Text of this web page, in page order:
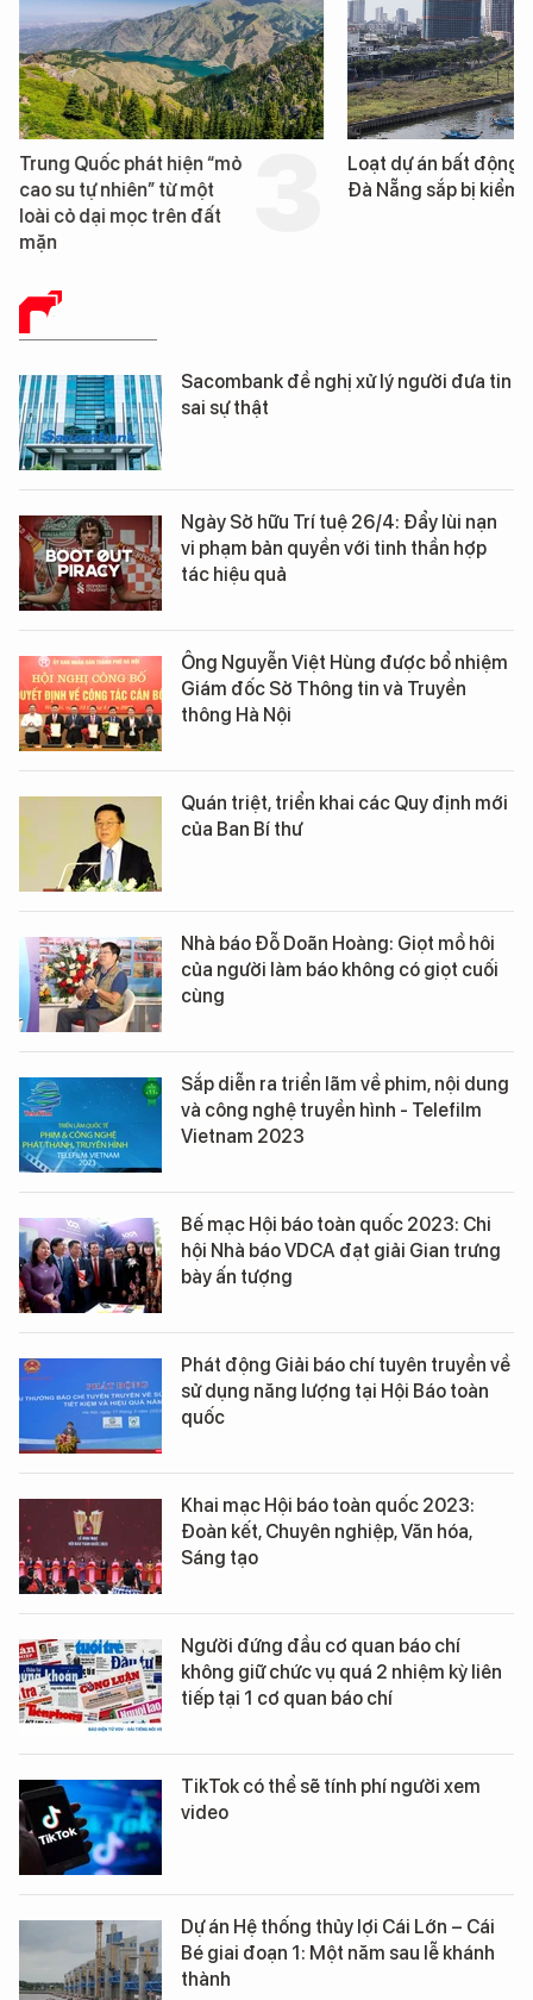
Trung Quốc phát hiện “mỏ
cao su tự nhiên” từ một
loài cỏ dại mọc trên đất
mặn
Loạt dự án bất động
Đà Nẵng sắp bị kiểm
BÁO CHÍ SỐ
Sacombank đề nghị xử lý người đưa tin
sai sự thật
Ngày Sở hữu Trí tuệ 26/4: Đẩy lùi nạn
vi phạm bản quyền với tinh thần hợp
tác hiệu quả
Ông Nguyễn Việt Hùng được bổ nhiệm
Giám đốc Sở Thông tin và Truyền
thông Hà Nội
Quán triệt, triển khai các Quy định mới
của Ban Bí thư
Nhà báo Đỗ Doãn Hoàng: Giọt mồ hôi
của người làm báo không có giọt cuối
cùng
Sắp diễn ra triển lãm về phim, nội dung
và công nghệ truyền hình - Telefilm
Vietnam 2023
Bế mạc Hội báo toàn quốc 2023: Chi
hội Nhà báo VDCA đạt giải Gian trưng
bày ấn tượng
Phát động Giải báo chí tuyên truyền về
sử dụng năng lượng tại Hội Báo toàn
quốc
Khai mạc Hội báo toàn quốc 2023:
Đoàn kết, Chuyên nghiệp, Văn hóa,
Sáng tạo
Người đứng đầu cơ quan báo chí
không giữ chức vụ quá 2 nhiệm kỳ liên
tiếp tại 1 cơ quan báo chí
TikTok có thể sẽ tính phí người xem
video
Dự án Hệ thống thủy lợi Cái Lớn – Cái
Bé giai đoạn 1: Một năm sau lễ khánh
thành